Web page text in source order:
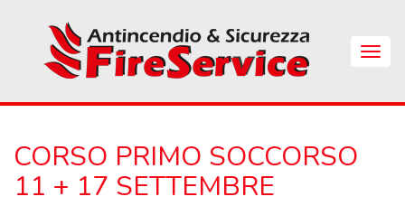
content
Apri
CORSO PRIMO SOCCORSO
11 + 17 SETTEMBRE